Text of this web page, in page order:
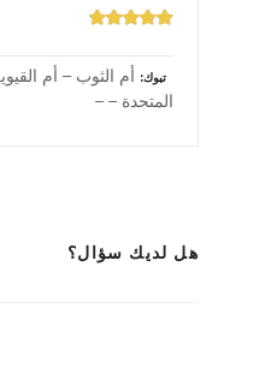
تبوك
أم الثوب – أم
المتحدة – –
هل لديك سؤال؟